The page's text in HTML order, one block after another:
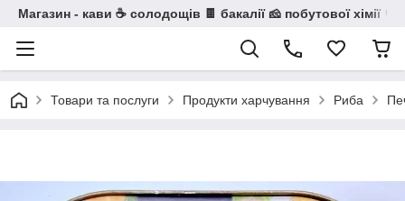
Магазин - кави ☕ солодощів 🍫 бакалії 🧀 побутової хімії 🧼
Товари та послуги Продукти харчування Риба